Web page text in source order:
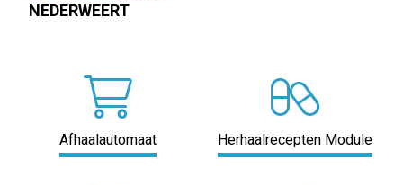
NEDERWEERT
Afhaalautomaat Herhaalrecepten Module